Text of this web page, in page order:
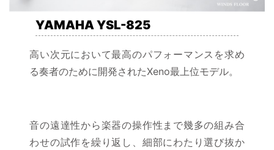
YAMAHA YSL-825
高い次元において最高のパフォーマンスを求め
る奏者のために開発されたXeno最上位モデル。
音の遠達性から楽器の操作性まで幾多の組み合
わせの試作を繰り返し、細部にわたり選び抜か